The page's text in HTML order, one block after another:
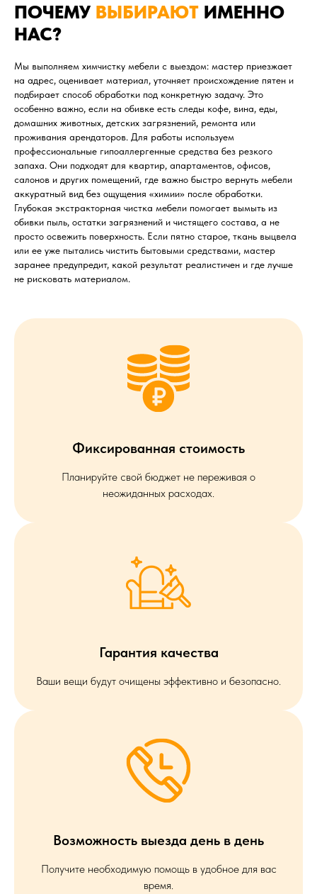
ПОЧЕМУ ВЫБИРАЮТ ИМЕННО
НАС?
Мы выполняем химчистку мебели с выездом: мастер приезжает
на адрес, оценивает материал, уточняет происхождение пятен и
подбирает способ обработки под конкретную задачу. Это
особенно важно, если на обивке есть следы кофе, вина, еды,
домашних животных, детских загрязнений, ремонта или
проживания арендаторов. Для работы используем
профессиональные гипоаллергенные средства без резкого
запаха. Они подходят для квартир, апартаментов, офисов,
салонов и других помещений, где важно быстро вернуть мебели
аккуратный вид без ощущения «химии» после обработки.
Глубокая экстракторная чистка мебели помогает вымыть из
обивки пыль, остатки загрязнений и чистящего состава, а не
просто освежить поверхность. Если пятно старое, ткань выцвела
или ее уже пытались чистить бытовыми средствами, мастер
заранее предупредит, какой результат реалистичен и где лучше
не рисковать материалом.
Фиксированная стоимость
Планируйте свой бюджет не переживая о
неожиданных расходах.
Гарантия качества
Ваши вещи будут очищены эффективно и безопасно.
Возможность выезда день в день
Получите необходимую помощь в удобное для вас
время.